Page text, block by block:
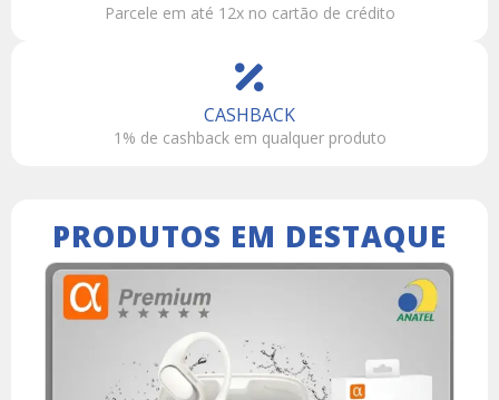
Parcele em até 12x no cartão de crédito
CASHBACK
1% de cashback em qualquer produto
PRODUTOS EM DESTAQUE